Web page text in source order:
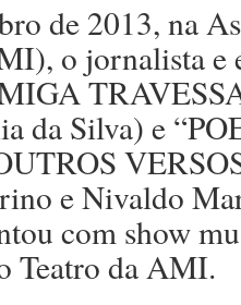
de 2013, na
o jornalista e
da Silva) e
e Nivaldo
com show
Teatro da AMI.